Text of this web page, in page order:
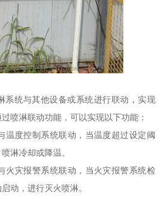
系统与其他设备或系统进行联动，实现
喷淋联动功能，可以实现以下功能：
温度控制系统联动，当温度超过设定阈
淋冷却或降温。
火灾报警系统联动，当火灾报警系统检
动，进行灭火喷淋。